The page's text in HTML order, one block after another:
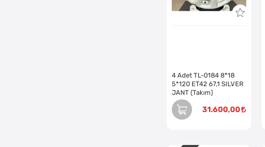
4 Adet TL-0184 8*18
5*120 ET42 67,1 SILVER
JANT (Takım)
31.600,00